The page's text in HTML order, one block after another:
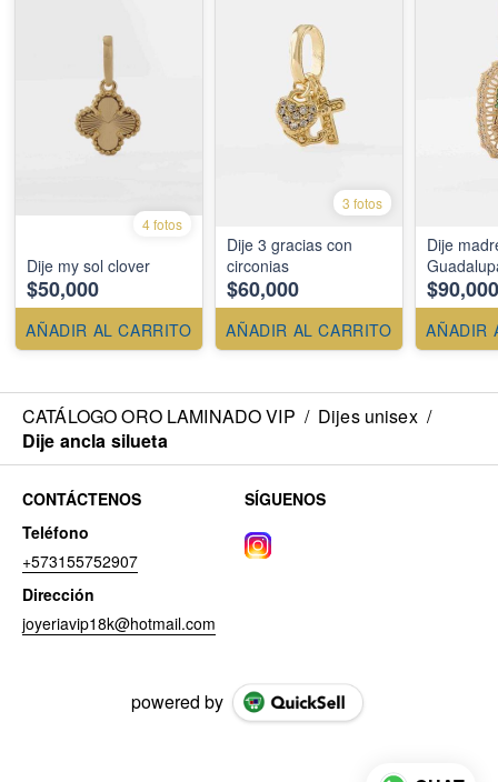
4 fotos
Dije my sol clover
$50,000
AÑADIR AL CARRITO
3 fotos
Dije 3 gracias con
circonias
$60,000
AÑADIR AL CARRITO
Dije
$90,000
AÑADIR
CATÁLOGO ORO LAMINADO VIP / Dijes unisex /
Dije ancla silueta
CONTÁCTENOS
Teléfono
+573155752907
Dirección
joyeriavip18k@hotmail.com
SÍGUENOS
powered by